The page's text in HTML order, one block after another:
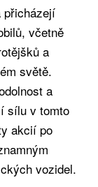
přicházejí
včetně
a
světě.
a
sílu v tomto
akcií po
vozidel.